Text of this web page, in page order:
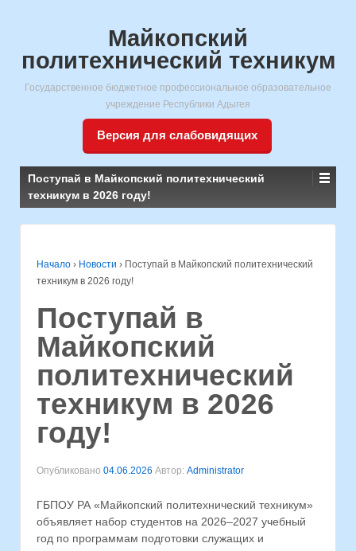
Майкопский
политехнический техникум
Государственное бюджетное профессиональное образовательное
учреждение Республики Адыгея
Версия для слабовидящих
Поступай в Майкопский политехнический
техникум в 2026 году!
Начало › Новости › Поступай в Майкопский политехнический
техникум в 2026 году!
Поступай в
Майкопский
политехнический
техникум в 2026
году!
Опубликовано 04.06.2026 Автор: Administrator
ГБПОУ РА «Майкопский политехнический техникум»
объявляет набор студентов на 2026–2027 учебный
год по программам подготовки служащих и